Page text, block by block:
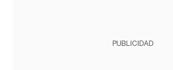
PUBLICIDAD